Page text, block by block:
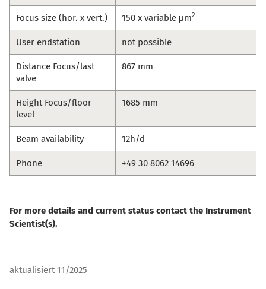
Focus size (hor. x vert.) 150 x variable μm2
User endstation not possible
Distance Focus/last
valve
867 mm
Height Focus/floor
level
1685 mm
Beam availability 12h/d
Phone +49 30 8062 14696
For more details and current status contact the Instrument
Scientist(s).
aktualisiert 11/2025